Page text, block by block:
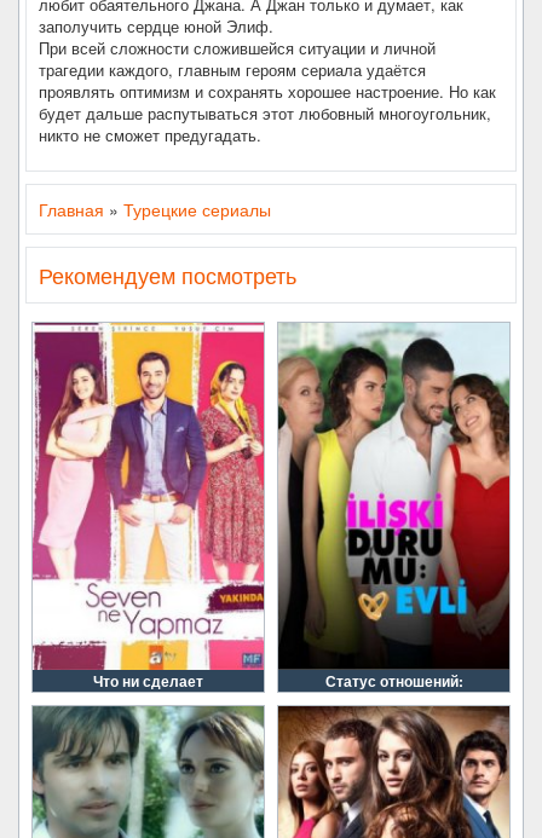
заполучить сердце юной Элиф.
При всей сложности сложившейся ситуации и личной
трагедии каждого, главным героям сериала удаётся
проявлять оптимизм и сохранять хорошее настроение. Но как
будет дальше распутываться этот любовный многоугольник,
никто не сможет предугадать.
Главная » Турецкие сериалы
Рекомендуем посмотреть
Что ни сделает Статус отношений: